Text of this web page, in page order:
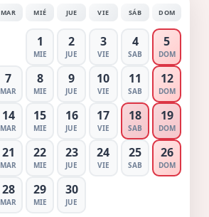
MAR MIÉ JUE VIE SÁB DOM
1
MIE
2
JUE
3
VIE
4
SAB
5
DOM
7
MAR
8
MIE
9
JUE
10
VIE
11
SAB
12
DOM
14
MAR
15
MIE
16
JUE
17
VIE
18
SAB
19
DOM
21
MAR
22
MIE
23
JUE
24
VIE
25
SAB
26
DOM
28
MAR
29
MIE
30
JUE